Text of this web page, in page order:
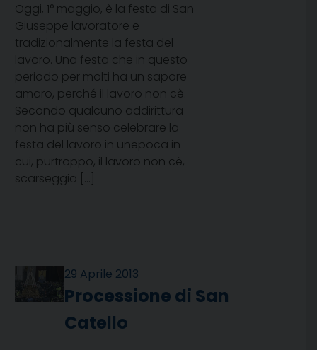
Oggi, 1° maggio, è la festa di San
Giuseppe lavoratore e
tradizionalmente la festa del
lavoro. Una festa che in questo
periodo per molti ha un sapore
amaro, perché il lavoro non cè.
Secondo qualcuno addirittura
non ha più senso celebrare la
festa del lavoro in unepoca in
cui, purtroppo, il lavoro non cè,
scarseggia […]
29 Aprile 2013
Processione di San
Catello